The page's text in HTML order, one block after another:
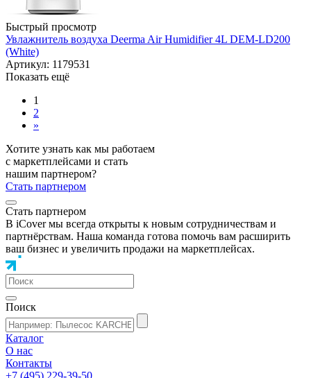
Быстрый просмотр
Увлажнитель воздуха Deerma Air Humidifier 4L DEM-LD200
(White)
Артикул: 1179531
Показать ещё
1
2
»
Хотите узнать как мы работаем
с маркетплейсами и стать
нашим партнером?
Стать партнером
Стать партнером
В iCover мы всегда открыты к новым сотрудничествам и
партнёрствам. Наша команда готова помочь вам расширить
ваш бизнес и увеличить продажи на маркетплейсах.
Поиск
Каталог
О нас
Контакты